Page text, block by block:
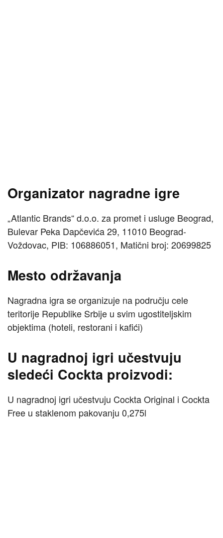
Organizator nagradne igre
„Atlantic Brands“ d.o.o. za promet i usluge Beograd,
Bulevar Peka Dapčevića 29, 11010 Beograd-
Voždovac, PIB: 106886051, Matični broj: 20699825
Mesto održavanja
Nagradna igra se organizuje na području cele
teritorije Republike Srbije u svim ugostiteljskim
objektima (hoteli, restorani i kafići)
U nagradnoj igri učestvuju
sledeći Cockta proizvodi:
U nagradnoj igri učestvuju Cockta Original i Cockta
Free u staklenom pakovanju 0,275l